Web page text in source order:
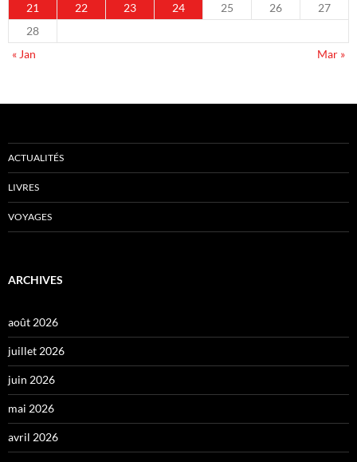
21
22 23 24 25 26
27
28
« Jan
Mar »
ACTUALITÉS
LIVRES
VOYAGES
ARCHIVES
août 2026
juillet 2026
juin 2026
mai 2026
avril 2026